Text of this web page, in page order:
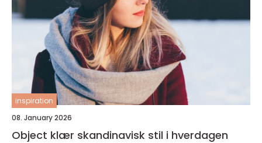
inspiration
08. January 2026
Object klær skandinavisk stil i hverdagen